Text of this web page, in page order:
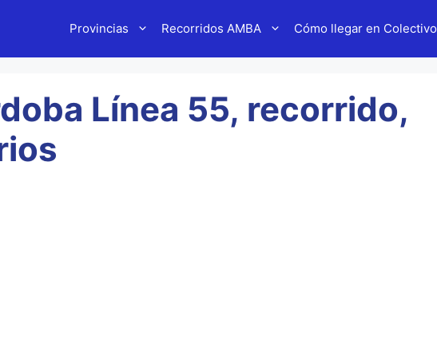
Provincias Recorridos AMBA Cómo llegar en Colectivo
Línea 55, recorrido,